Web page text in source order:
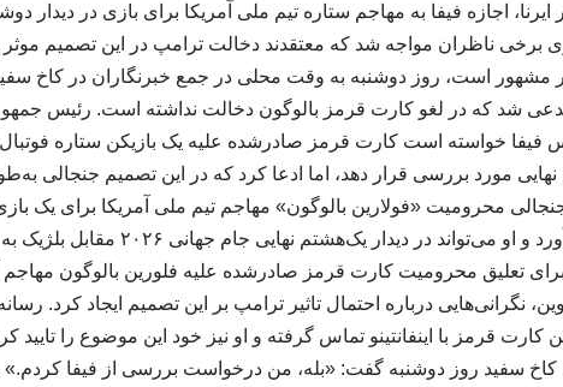
اجازه فیفا به مهاجم ستاره تیم ملی آمریکا برای بازی در دیدار
برخی ناظران مواجه شد که معتقدند دخالت ترامپ در این تصمیم
مشهور است، روز دوشنبه به وقت محلی در جمع خبرنگاران در کاخ سفید
شد که در لغو کارت قرمز بالوگون دخالت نداشته است. رئیس
فیفا خواسته است کارت قرمز صادرشده علیه یک بازیکن ستاره
مورد بررسی قرار دهد، اما ادعا کرد که در این تصمیم جنجالی
محرومیت «فولارین بالوگون» مهاجم تیم ملی آمریکا برای یک
حالت تعلیق درآورد و او می‌تواند در
تعلیق محرومیت کارت قرمز صادرشده علیه فلورین بالوگون مهاجم
نگرانی‌هایی درباره احتمال تاثیر ترامپ بر این تصمیم ایجاد کرد.
کارت قرمز با اینفانتینو تماس گرفته و او نیز خود این موضوع را تایید
سفید روز دوشنبه گفت: «بله، من درخواست بررسی از فیفا کردم.»